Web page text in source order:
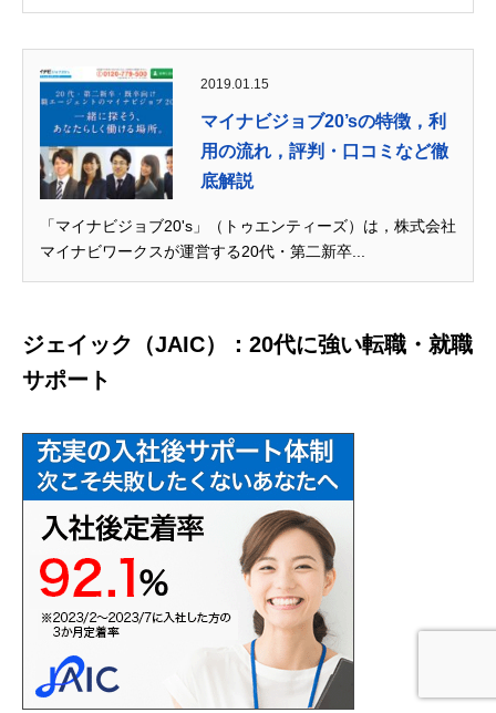
2019.01.15
マイナビジョブ20’sの特徴，利
用の流れ，評判・口コミなど徹
底解説
「マイナビジョブ20's」（トゥエンティーズ）は，株式会社
マイナビワークスが運営する20代・第二新卒...
ジェイック（JAIC）：20代に強い転職・就職
サポート